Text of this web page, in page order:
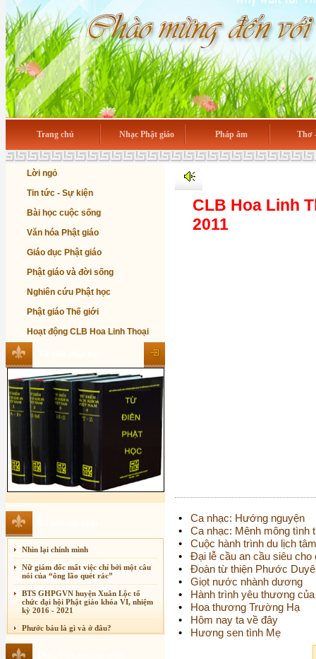
Trang chủ Nhạc Phật giáo Pháp âm Thơ
Lời ngỏ
Tin tức - Sự kiện
Bài học cuộc sống
Văn hóa Phật giáo
Giáo dục Phật giáo
Phật giáo và đời sống
Nghiên cứu Phật học
Phật giáo Thế giới
Hoạt động CLB Hoa Linh Thoại
Nhìn lại chính mình
Nữ giám đốc mất việc chỉ bởi một câu
nói của “ông lão quét rác”
BTS GHPGVN huyện Xuân Lộc tổ
chức đại hội Phật giáo khóa VI, nhiệm
kỳ 2016 - 2021
Phước báu là gì và ở đâu?
Sự thương-ghét của con người
CLB Hoa Linh
2011
• Ca nhạc: Hướng nguyện
• Ca nhạc: Mênh mông tình
• Cuộc hành trình du lịch
• Đại lễ cầu an cầu siêu cho
• Đoàn từ thiện Phước
• Giọt nước nhành dương
• Hành trình yêu thương
• Hoa thương Trường Hạ
• Hôm nay ta về đây
• Hương sen tình Mẹ